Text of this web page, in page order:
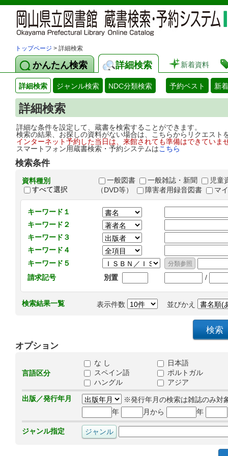
トップページ > 詳細検索
かんたん検索 詳細検索 新着資料
詳細検索 ジャンル検索 NDC分類検索 予約ベスト 新
詳細検索
詳細な条件を設定して、蔵書を検索することができます。
検索の結果、お探しの資料がない場合は、こちらからリクエス
インターネット予約した当日は、来館されても準備はできてい
スマートフォン用蔵書検索・予約システムはこちら
検索条件
資料種別
すべて選択
一般図書 一般雑誌・新聞
児童
（DVD等）
障害者用録音図書 マ
キーワード１
キーワード２
キーワード３
キーワード４
キーワード５
請求記号
別置 /
検索結果一覧 表示件数 並びかえ
オプション
言語区分
な し
日本語
スペイン語
ポルトガル
ハングル
アジア
出版／発行年月
※発行年月の検索は雑誌のみ対
年
月から 年
ジャンル指定